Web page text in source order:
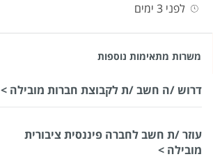
לפני 3 ימים
משרות מתאימות נוספות
דרוש /ה חשב /ת לקבוצת חברות מובילה >
עוזר /ת חשב לחברה פיננסית ציבורית
מובילה >